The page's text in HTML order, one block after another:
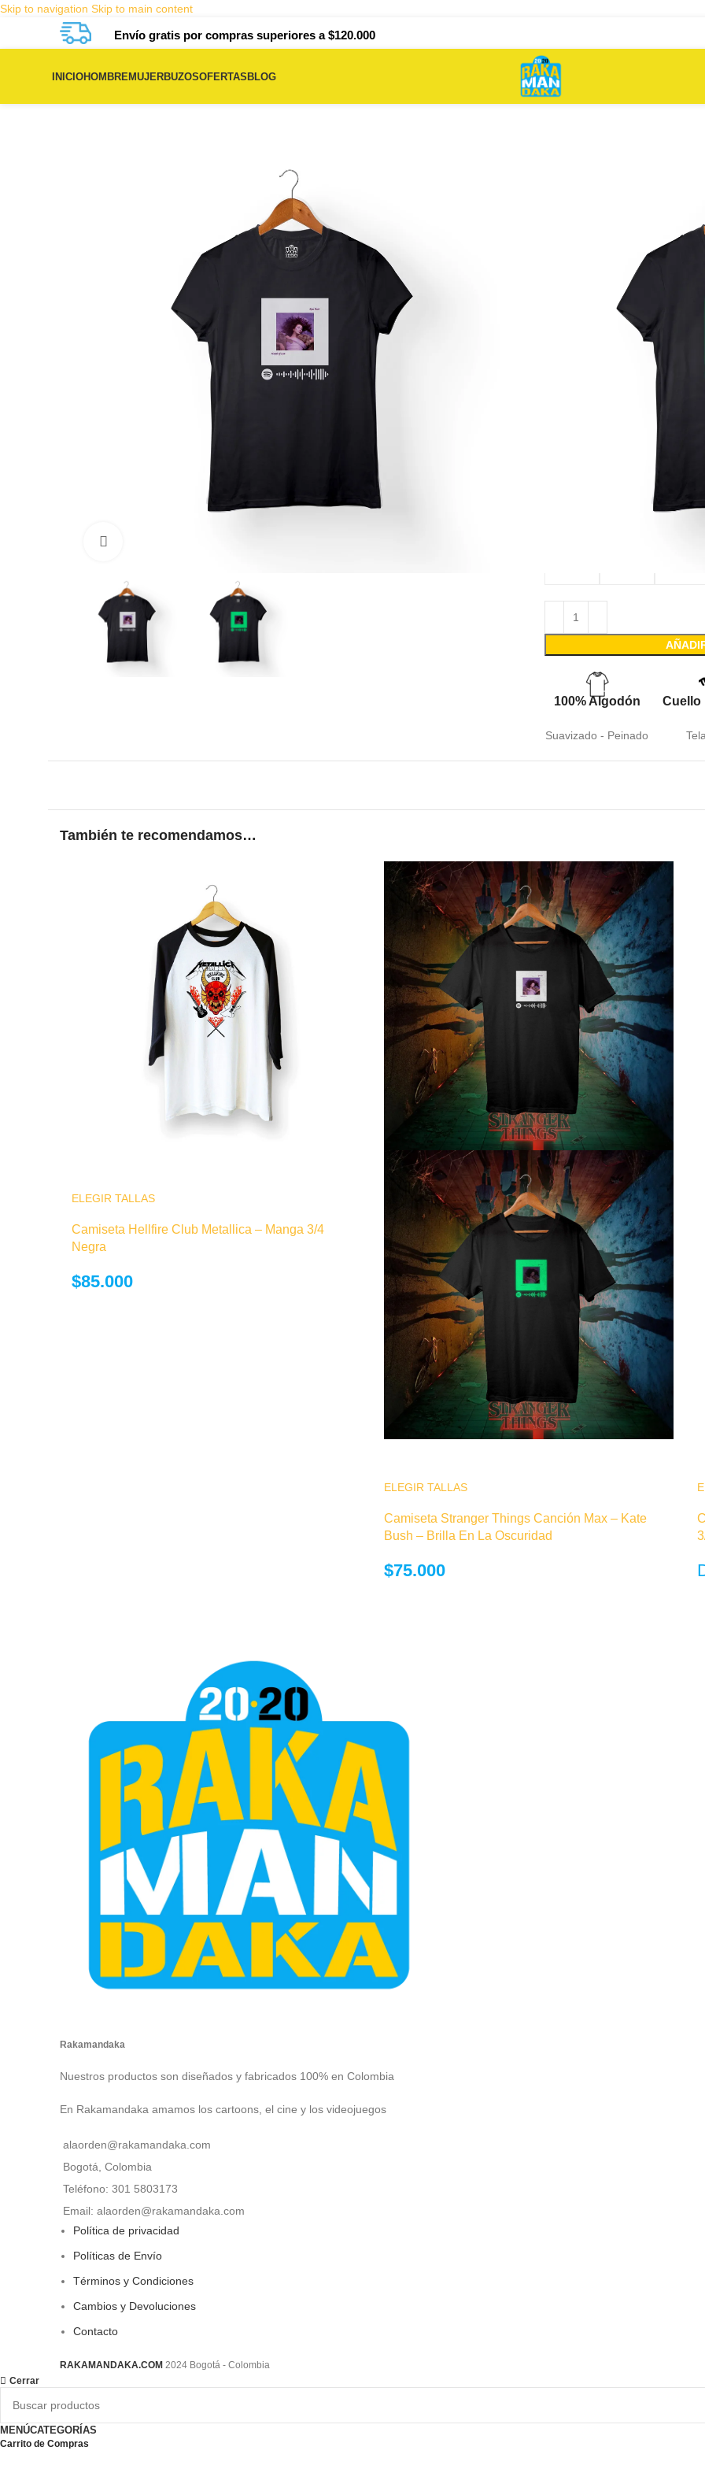
Skip to navigation Skip to main content
Envío gratis por compras superiores a $120.000
INICIOHOMBREMUJERBUZOSOFERTASBLOG
Camiseta Stranger Things
Camiseta
Canción Max –
En La
Stranger
fabricada con telas de
calidad; el estampado
el medio ambiente y
de los estampados y
GUÍA DE TALLA
100% Algodón
Suavizado - Peinado
Cuello
También te recomendamos…
ELEGIR TALLAS
producto
Camiseta Hellfire Club Metallica – Manga 3/4
Negra
$85.000
ELEGIR TALLAS
producto
Camiseta Stranger Things Canción Max – Kate
Bush – Brilla En La Oscuridad
$75.000
Rakamandaka
Nuestros productos son diseñados y fabricados 100% en Colombia
En Rakamandaka amamos los cartoons, el cine y los videojuegos
alaorden@rakamandaka.com
Bogotá, Colombia
Teléfono: 301 5803173
Email: alaorden@rakamandaka.com
Política de privacidad
Políticas de Envío
Términos y Condiciones
Cambios y Devoluciones
Contacto
RAKAMANDAKA.COM 2024 Bogotá - Colombia
Cerrar
MENÚCATEGORÍAS
Carrito de Compras